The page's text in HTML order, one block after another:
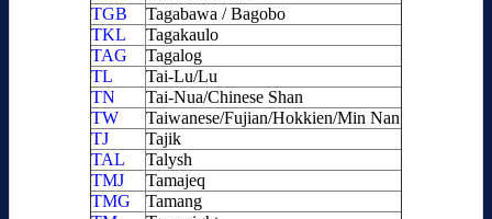
TGB
Tagabawa / Bagobo
TKL
Tagakaulo
TAG
Tagalog
TL
Tai-Lu/Lu
TN
Tai-Nua/Chinese Shan
TW
Taiwanese/Fujian/Hokkien/Min Nan
TJ
Tajik
TAL
Talysh
TMJ
Tamajeq
TMG
Tamang